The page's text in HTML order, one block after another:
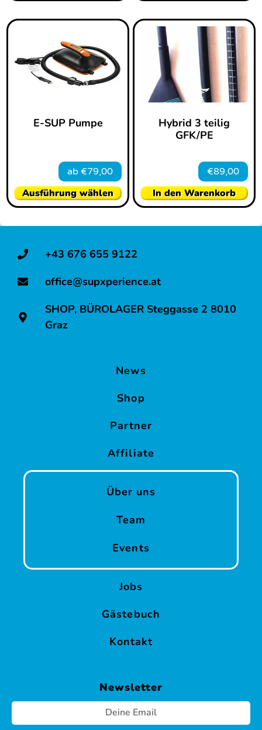
E-SUP Pumpe
ab €79,00
Ausführung wählen
Hybrid 3 teilig
GFK/PE
€89,00
In den Warenkorb
+43 676 655 9122
office@supxperience.at
SHOP, BÜROLAGER Steggasse 2 8010
Graz
News
Shop
Partner
Affiliate
Über uns
Team
Events
Jobs
Gästebuch
Kontakt
Newsletter